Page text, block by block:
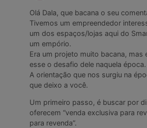
Olá Dala, que bacana o seu
Tivemos um empreendedor
um dos espaços/lojas aqui do
um empório.
Era um projeto muito bacana, mas
esse o desafio dele naquela época.
A orientação que nos surgiu na
que deixo a você.
Um primeiro passo, é buscar por
oferecem “venda exclusiva para
para revenda”.